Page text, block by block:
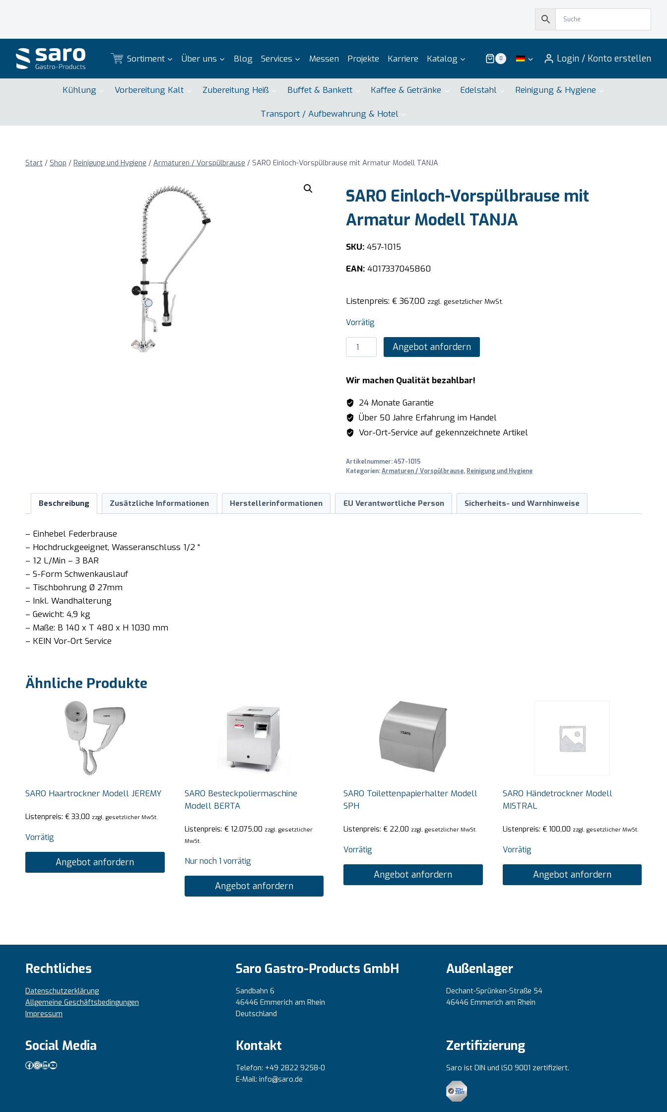
Sortiment Über uns Blog Services Messen Projekte Karriere Katalog 0 Login / Konto erstellen
Kühlung Vorbereitung Kalt Zubereitung Heiß Buffet & Bankett Kaffee & Getränke Edelstahl Reinigung & Hygiene
Transport / Aufbewahrung & Hotel
Start / Shop / Reinigung und Hygiene / Armaturen / Vorspülbrause / SARO Einloch-Vorspülbrause mit Armatur Modell TANJA
SARO Einloch-Vorspülbrause mit
Armatur Modell TANJA
SKU:457-1015
EAN:4017337045860
Listenpreis: €367,00 zzgl. gesetzlicher MwSt.
Vorrätig
SARO
Einloch-
mit
Armatur
Modell
TANJA
Menge
Angebot anfordern
Wir machen Qualität bezahlbar!
24 Monate Garantie
Über 50 Jahre Erfahrung im Handel
Vor-Ort-Service auf gekennzeichnete Artikel
Artikelnummer:457-1015
Kategorien:Armaturen / Vorspülbrause, Reinigung und Hygiene
Beschreibung Zusätzliche Informationen Herstellerinformationen EU Verantwortliche Person Sicherheits- und Warnhinweise
– Einhebel Federbrause
– Hochdruckgeeignet, Wasseranschluss 1/2 “
– 12 L/Min – 3 BAR
– S-Form Schwenkauslauf
– Tischbohrung Ø 27mm
– Inkl. Wandhalterung
– Gewicht: 4,9 kg
– Maße: B 140 x T 480 x H 1030 mm
– KEIN Vor-Ort Service
Ähnliche Produkte
SARO Haartrockner Modell JEREMY
Listenpreis: € 33,00 zzgl. gesetzlicher MwSt.
Vorrätig
Angebot anfordern
SARO Besteckpoliermaschine
Modell BERTA
Listenpreis: €12.075,00 zzgl. gesetzlicher
MwSt.
Nur noch 1 vorrätig
Angebot anfordern
SARO Toilettenpapierhalter Modell
SPH
Listenpreis: € 22,00 zzgl. gesetzlicher MwSt.
Vorrätig
Angebot anfordern
SARO Händetrockner Modell
MISTRAL
Listenpreis: €100,00 zzgl. gesetzlicher MwSt.
Vorrätig
Angebot anfordern
Rechtliches
Datenschutzerklärung
Allgemeine Geschäftsbedingungen
Impressum
Saro Gastro-Products GmbH
Sandbahn 6
46446 Emmerich am Rhein
Deutschland
Außenlager
Dechant-Sprünken-Straße 54
46446 Emmerich am Rhein
Social Media
Facebook
Instagram
LinkedIn
YouTube
Kontakt
Telefon: +49 2822 9258-0
E-Mail: info@saro.de
Zertifizierung
Saro ist DIN und lSO 9001 zertifiziert.